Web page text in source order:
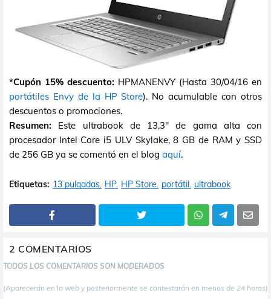
*Cupón 15% descuento: HPMANENVY (Hasta 30/04/16 en
portátiles Envy de la HP Store). No acumulable con otros
descuentos o promociones.
Resumen: Este ultrabook de 13,3" de gama alta con
procesador Intel Core i5 ULV Skylake, 8 GB de RAM y SSD
de 256 GB ya se comentó en el blog aquí.
Etiquetas: 13 pulgadas HP HP Store portátil ultrabook
2 COMENTARIOS
TODOS LOS COMENTARIOS SON MODERADOS
(Aparecerán en la web y posteriormente se contestarán en menos de 24 horas)